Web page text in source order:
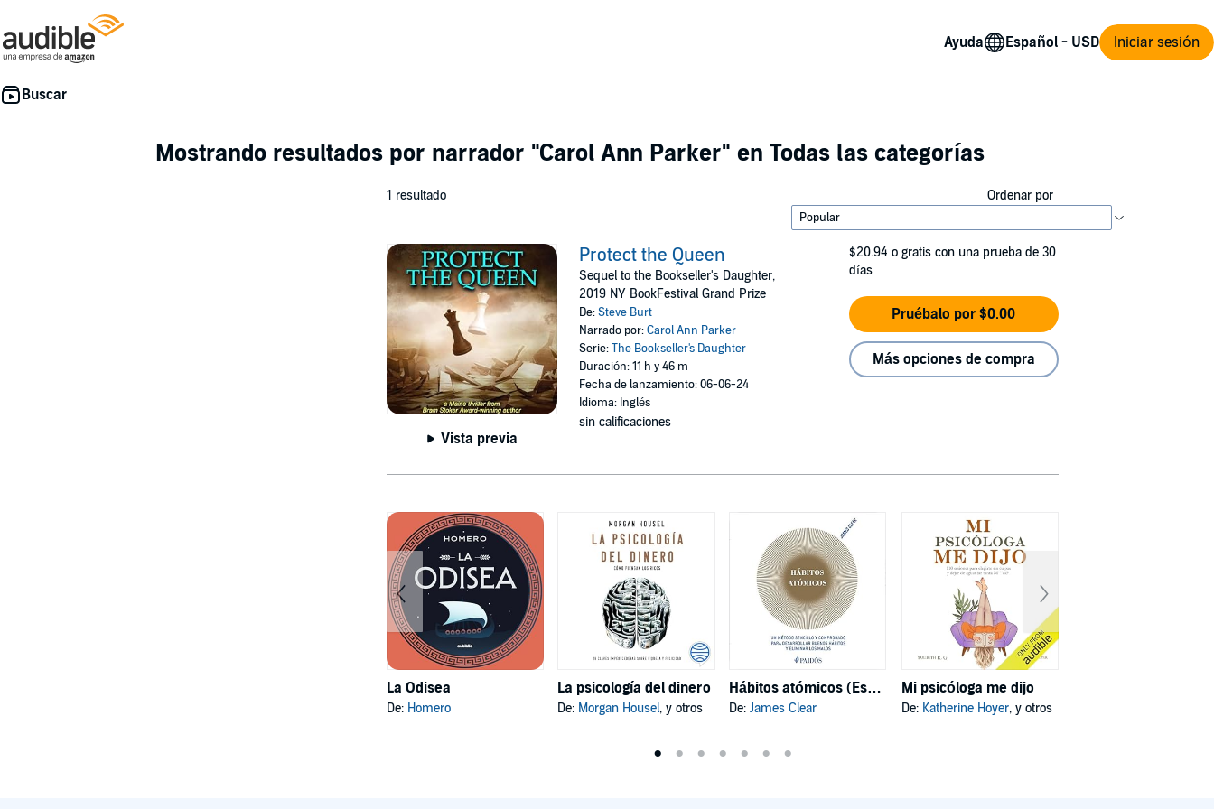
Ayuda Iniciar sesión
Mostrando resultados por narrador "Carol Ann Parker" en Todas las categorías
1 resultado Ordenar por
Vista previa
Protect the Queen
Sequel to the Bookseller's Daughter,
2019 NY BookFestival Grand Prize
De:Steve Burt
Narrado por:Carol Ann Parker
Serie:The Bookseller's Daughter
Duración: 11 h y 46 m
Fecha de lanzamiento: 06-06-24
Idioma: Inglés
sin calificaciones
$20.94 o gratis con una prueba de 30
días
Pruébalo por $0.00
Más opciones de compra
La Odisea
De: Homero
La psicología del dinero
De: Morgan Housel, y otros
Hábitos atómicos (Español neutro)
De: James Clear
Mi psicóloga me dijo
De: Katherine Hoyer, y otros